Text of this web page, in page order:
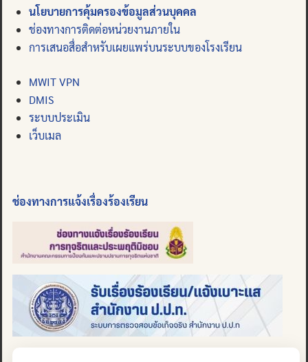
นโยบายการคุ้มครองข้อมูลส่วนบุคคล
ช่องทางการติดต่อหน่วยงานภายใน
การเสนอสื่อสำหรับเผยแพร่บนระบบของโรงเรียน
MWIT VPN
DMIS
ระบบประเมิน
เว็บเมล
ช่องทางการแจ้งเรื่องร้องเรียน